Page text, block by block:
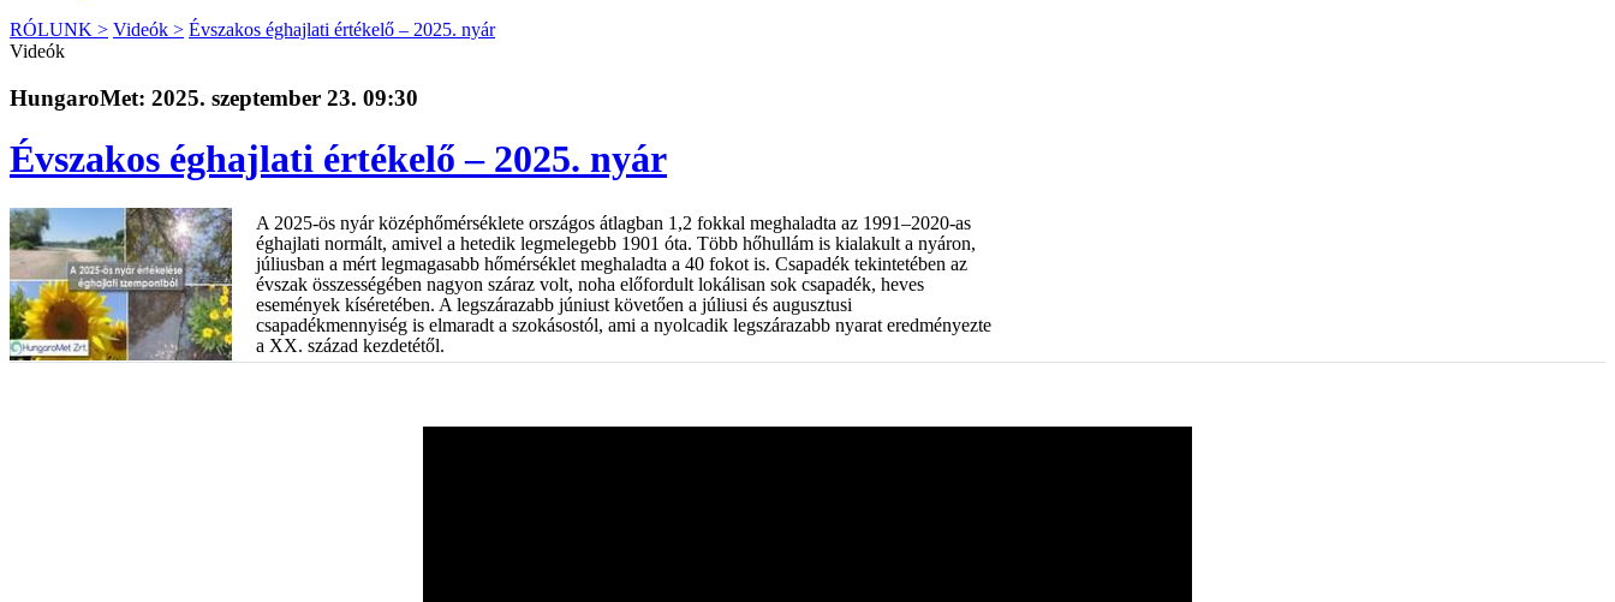
RÓLUNK > Videók > Évszakos éghajlati értékelő – 2025. nyár
Videók
HungaroMet: 2025. szeptember 23. 09:30
Évszakos éghajlati értékelő – 2025. nyár
A 2025-ös nyár középhőmérséklete országos átlagban 1,2 fokkal meghaladta az 1991–2020-as
éghajlati normált, amivel a hetedik legmelegebb 1901 óta. Több hőhullám is kialakult a nyáron,
júliusban a mért legmagasabb hőmérséklet meghaladta a 40 fokot is. Csapadék tekintetében az
évszak összességében nagyon száraz volt, noha előfordult lokálisan sok csapadék, heves
események kíséretében. A legszárazabb júniust követően a júliusi és augusztusi
csapadékmennyiség is elmaradt a szokásostól, ami a nyolcadik legszárazabb nyarat eredményezte
a XX. század kezdetétől.